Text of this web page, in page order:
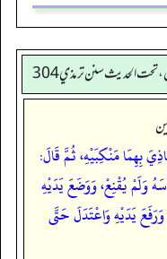
تحت الحديث سنن ترمذي 304
بِهِمَا مَنْكِبَيْهِ، ثُمَّ قَالَ:
وَلَمْ يُقْنِعْ، وَوَضَعَ يَدَيْهِ
وَرَفَعَ يَدَيْهِ وَاعْتَدَلَ حَتَّى